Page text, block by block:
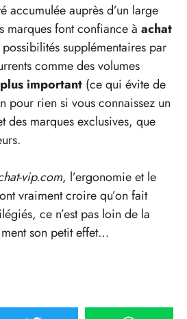
accumulée auprès d’un large
marques font confiance à achat
supplémentaires par
comme des volumes
important (ce qui évite de
pour rien si vous connaissez un
marques exclusives, que
vip.com, l’ergonomie et le
vraiment croire qu’on fait
ce n’est pas loin de la
son petit effet…